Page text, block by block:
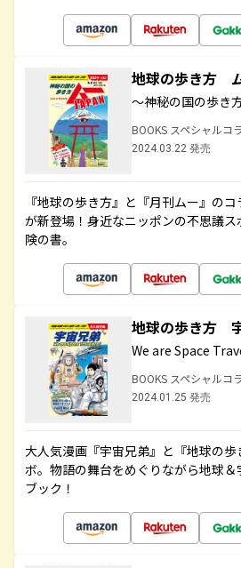
地球の歩き方
～神秘の国の歩き
BOOKS スペシャルコ
2024.03.22 発売
『地球の歩き方』と『月刊ムー』の
が新登場！身近なニッポンの不思議
険の書。
地球の歩き方
We are Space
BOOKS スペシャルコ
2024.01.25 発売
大人気漫画『宇宙兄弟』と『地球の歩
ボ。物語の舞台をめぐりながら地球
ブック！